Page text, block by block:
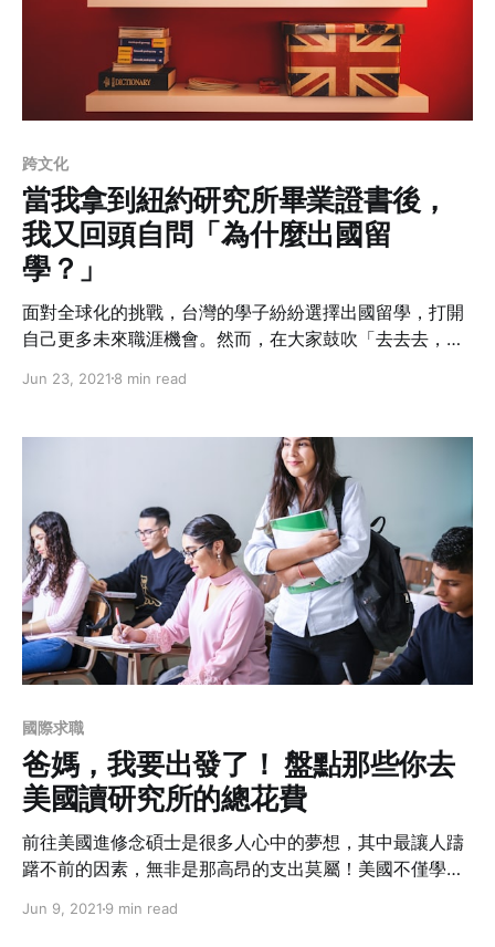
跨文化
當我拿到紐約研究所畢業證書後，
我又回頭自問「為什麼出國留
學？」
面對全球化的挑戰，台灣的學子紛紛選擇出國留學，打開
自己更多未來職涯機會。然而，在大家鼓吹「去去去，去
未知嗎？出國後真的能夠一帆風順嗎？或者有想過自己出
Jun 23, 2021 8 min read
國際求職
爸媽，我要出發了！ 盤點那些你去
美國讀研究所的總花費
前往美國進修念碩士是很多人心中的夢想，其中最讓人躊
躇不前的因素，無非是那高昂的支出莫屬！美國不僅學費
校前準確估算自己的總支出呢？作者曾在美國賓州匹茲堡
Jun 9, 2021 9 min read